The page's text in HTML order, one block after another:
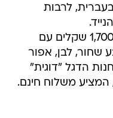
לרבות
השעון זמין לרכישה במחיר של 1,700 שקלים עם
שחור, לבן, אפור
הדגל "דוגית"
המציע משלוח חינם.